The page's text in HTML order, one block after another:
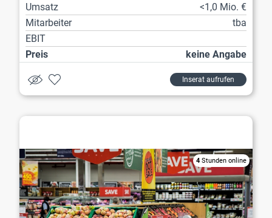
Umsatz
<1,0 Mio. €
Mitarbeiter
tba
EBIT
Preis
keine Angabe
Inserat aufrufen
4 Stunden online